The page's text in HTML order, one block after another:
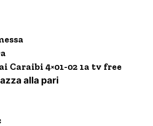
Caraibi 4×01-02 1a tv free
alla pari